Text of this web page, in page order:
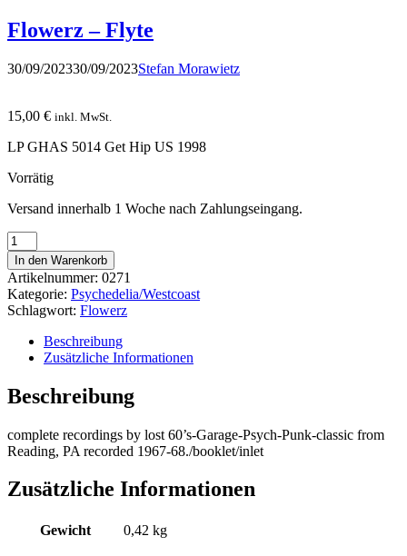
Flowerz – Flyte
30/09/202330/09/2023Stefan Morawietz
15,00 € inkl. MwSt.
LP GHAS 5014 Get Hip US 1998
Vorrätig
Versand innerhalb 1 Woche nach Zahlungseingang.
Flowerz
-
Flyte
Menge
In den Warenkorb
Artikelnummer: 0271
Kategorie: Psychedelia/Westcoast
Schlagwort: Flowerz
Beschreibung
Zusätzliche Informationen
Beschreibung
complete recordings by lost 60’s-Garage-Psych-Punk-classic from
Reading, PA recorded 1967-68./booklet/inlet
Zusätzliche Informationen
Gewicht 0,42 kg